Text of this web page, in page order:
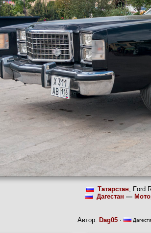
Татарстан, Ford
Дагестан —
Автор: Dag05·